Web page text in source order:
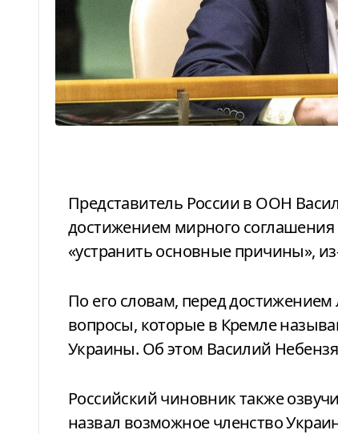
Представитель России в ООН Василий Небензя заявил, что перед
достижением мирного
«устранить основные причины»,
По его словам, перед достижением любых договоренностей нужно выяснить
вопросы, которые в Кремле
Украины. Об этом Василий Небензя
Российский чиновник также
назвал возможное членство